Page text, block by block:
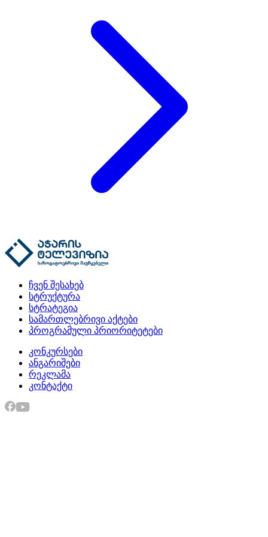
ჩვენ შესახებ
სტრუქტურა
სტრატეგია
სამართლებრივი აქტები
პროგრამული პრიორიტეტები
კონკურსები
ანგარიშები
რეკლამა
კონტაქტი